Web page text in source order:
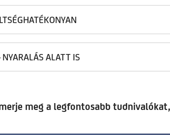
ALATT IS
meg a legfontosabb